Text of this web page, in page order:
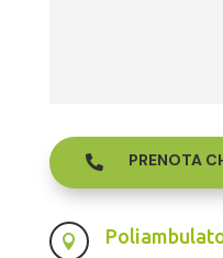
 PRENOTA
